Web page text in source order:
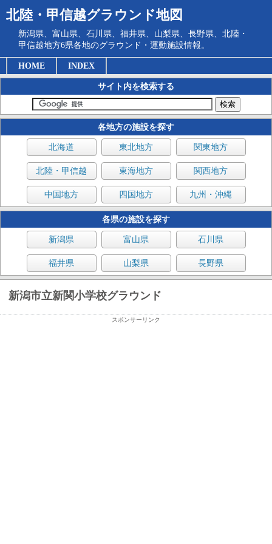
北陸・甲信越グラウンド地図
新潟県、富山県、石川県、福井県、山梨県、長野県、北陸・
甲信越地方6県各地のグラウンド・運動施設情報。
HOME INDEX
サイト内を検索する
各地方の施設を探す
北海道 東北地方 関東地方
北陸・甲信越 東海地方 関西地方
中国地方 四国地方 九州・沖縄
各県の施設を探す
新潟県 富山県 石川県
福井県 山梨県 長野県
新潟市立新関小学校グラウンド
スポンサーリンク